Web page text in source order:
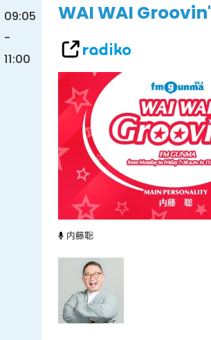
09:05
-
11:00
WAI WAI Groovin'
内藤聡